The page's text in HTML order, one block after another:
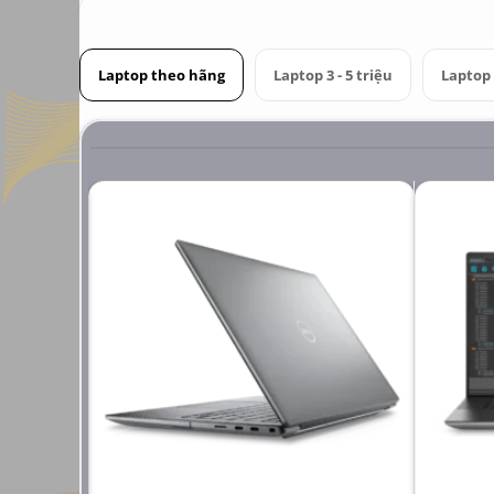
Laptop theo hãng Laptop 3 - 5 triệu Laptop